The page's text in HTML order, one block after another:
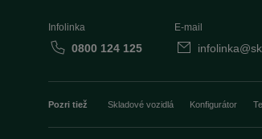
Infolinka
0800 124 125
E-mail
Pozri tiež Skladové vozidlá Konfigurátor